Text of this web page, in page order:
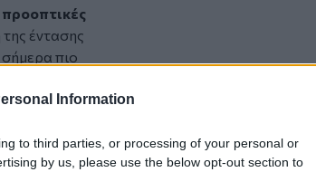
Information
to third parties, or processing of your personal or
by us, please use the below opt-out section to
προοπτικές
έντασης
σήμερα πιο
προσωρινής
γέρνουν προς